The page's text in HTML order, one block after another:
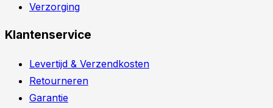
Verzorging
Klantenservice
Levertijd & Verzendkosten
Retourneren
Garantie